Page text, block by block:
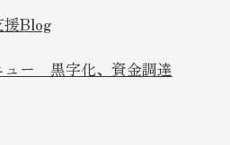
Blog
ー 黒字化、資金調達